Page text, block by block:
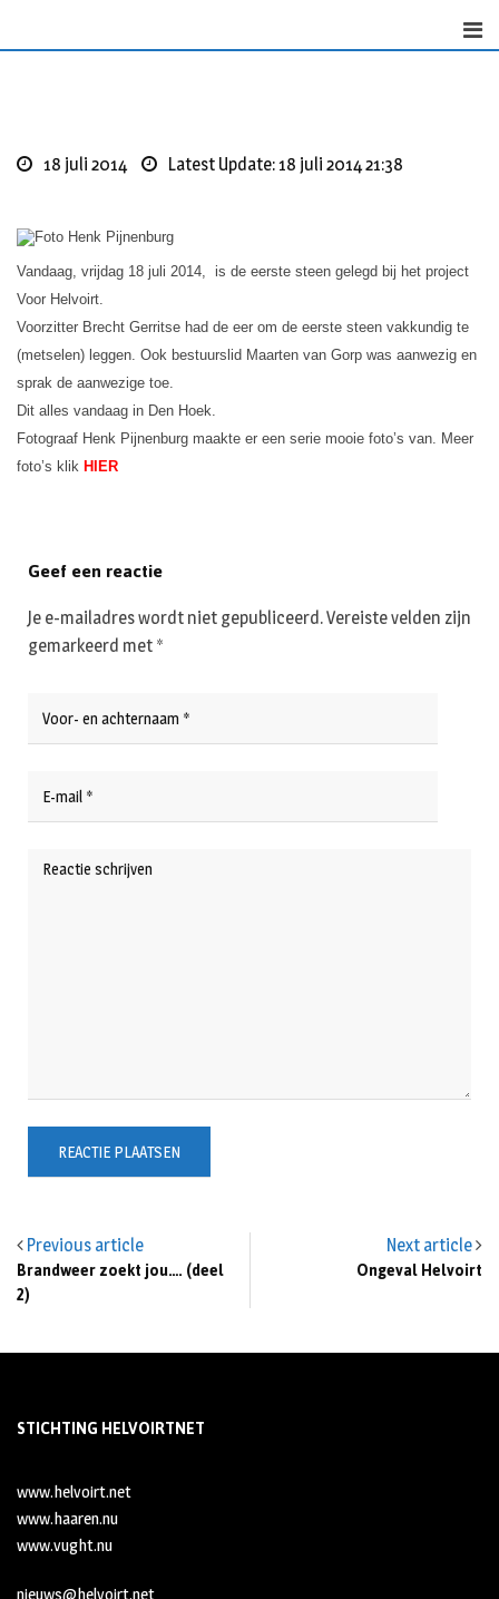
18 juli 2014 Latest Update: 18 juli 2014 21:38
Vandaag, vrijdag 18 juli 2014, is de eerste steen gelegd bij het project
Voor Helvoirt.
Voorzitter Brecht Gerritse had de eer om de eerste steen vakkundig te
(metselen) leggen. Ook bestuurslid Maarten van Gorp was aanwezig en
sprak de aanwezige toe.
Dit alles vandaag in Den Hoek.
Fotograaf Henk Pijnenburg maakte er een serie mooie foto’s van. Meer
foto’s klik HIER
Previous article
Brandweer zoekt jou…. (deel
2)
Next article
Ongeval Helvoirt
Geef een reactie
Je e-mailadres wordt niet gepubliceerd.Vereiste velden zijn
gemarkeerd met *
STICHTING HELVOIRTNET
www.helvoirt.net
www.haaren.nu
www.vught.nu
nieuws@helvoirt.net